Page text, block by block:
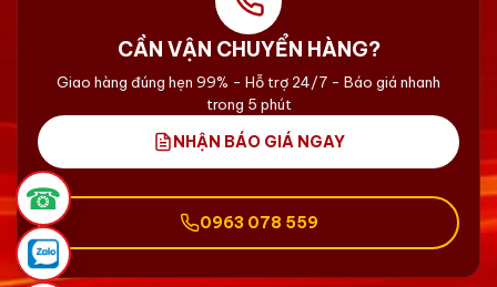
CẦN VẬN CHUYỂN HÀNG?
Giao hàng đúng hẹn 99% - Hỗ trợ 24/7 - Báo giá nhanh
trong 5 phút
NHẬN BÁO GIÁ NGAY
0963 078 559
☎